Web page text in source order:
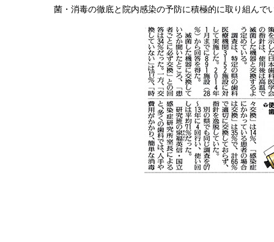
菌・消毒の徹底と院内感染の予防に積極的に取り組んで